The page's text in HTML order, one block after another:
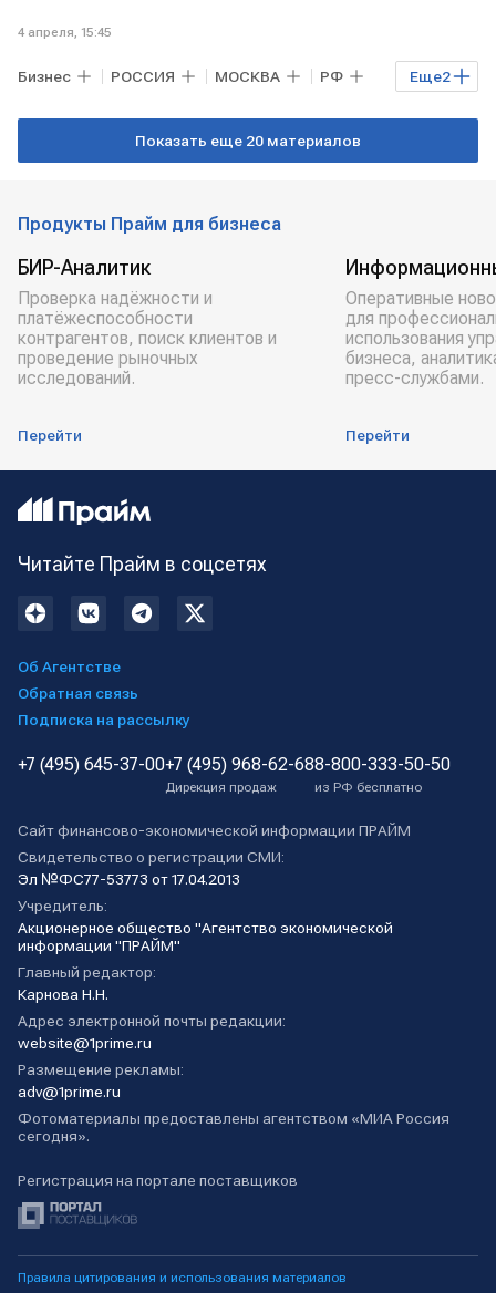
4 апреля, 15:45
Еще2
Бизнес РОССИЯ МОСКВА РФ
Сухум
Александр Новак
Показать еще 20 материалов
Продукты Прайм для бизнеса
БИР-Аналитик
Проверка надёжности и
платёжеспособности
контрагентов, поиск клиентов и
проведение рыночных
исследований.
Перейти
Оперативные
для
использования
бизнеса,
пресс-службами.
Перейти
Читайте Прайм в соцсетях
Об Агентстве
Обратная связь
Подписка на рассылку
+7 (495) 645-37-00+7 (495) 968-62-68
Дирекция продаж
8-800-333-50-50
из РФ бесплатно
Сайт финансово-экономической информации ПРАЙМ
Свидетельство о регистрации СМИ:
Эл №ФС77-53773 от 17.04.2013
Учредитель:
Акционерное общество "Агентство экономической
информации "ПРАЙМ"
Главный редактор:
Карнова Н.Н.
Адрес электронной почты редакции:
website@1prime.ru
Размещение рекламы:
adv@1prime.ru
Фотоматериалы предоставлены агентством «МИА Россия
сегодня».
Регистрация на портале поставщиков
Правила цитирования и использования материалов